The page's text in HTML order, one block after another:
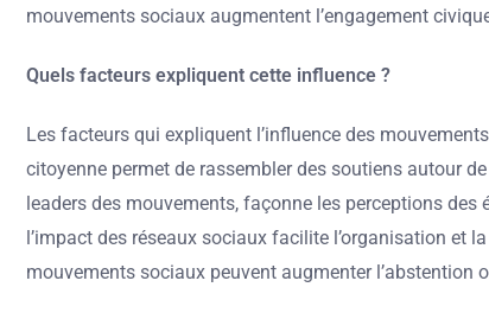
mouvements sociaux augmentent l’engagement
Quels facteurs expliquent cette influence ?
Les facteurs qui expliquent l’influence des
citoyenne permet de rassembler des soutiens autour
leaders des mouvements, façonne les perceptions
l’impact des réseaux sociaux facilite l’organisation et
mouvements sociaux peuvent augmenter l’abstention